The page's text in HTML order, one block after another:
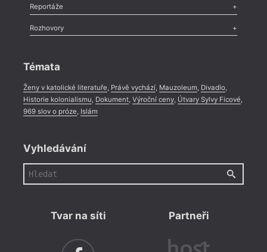
Recenze
Méně slov o próze,Celá rubrika
Reportáže
Literární zítřky
Celá rubrika
Rozhovory
Témata
Ženy v katolické literatuře, Právě vychází, Mauzoleum, Divadlo,
Historie kolonialismu, Dokument, Výroční ceny, Útvary Sylvy Ficové,
969 slov o próze, Islám
Vyhledávání
Tvar na síti Partneři